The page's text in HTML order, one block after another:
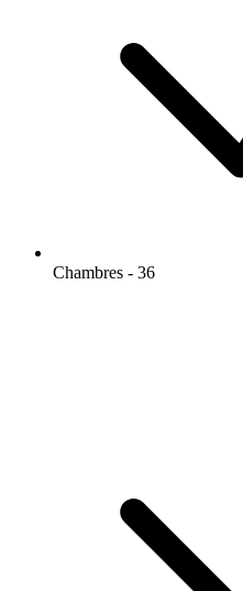
Chambres - 36